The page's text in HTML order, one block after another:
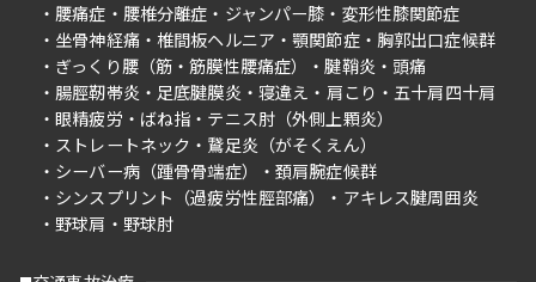
腰痛症
腰椎分離症 ジャンパー膝
変形性膝関節症
坐骨神経痛
椎間板ヘルニア 顎関節症
胸郭出口症候群
ぎっくり腰（筋・筋膜性腰痛症）
腱鞘炎
頭痛
腸脛靭帯炎
足底腱膜炎 寝違え 肩こり
五十肩四十肩
眼精疲労
ばね指
テニス肘（外側上顆炎）
ストレートネック
鵞足炎（がそくえん）
シーバー病（踵骨骨端症）
頚肩腕症候群
シンスプリント（過疲労性脛部痛）
アキレス腱周囲炎
野球肩
野球肘